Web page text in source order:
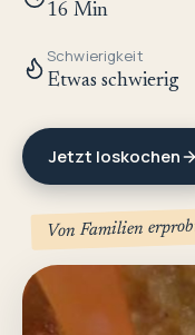
16 Min
Schwierigkeit
Etwas schwierig
Jetzt loskochen
Von Familien